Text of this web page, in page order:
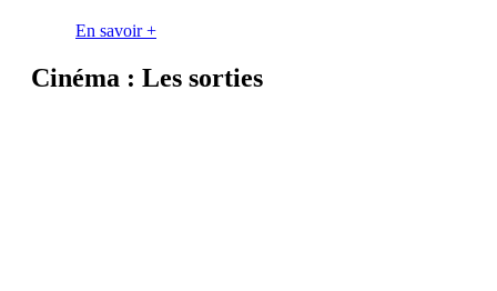
En savoir +
Cinéma : Les sorties